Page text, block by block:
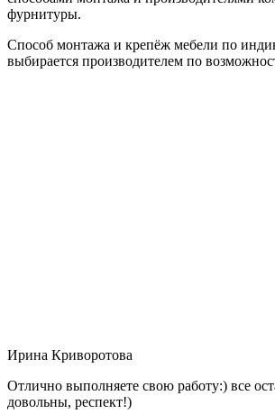
фурнитуры.
Способ монтажа и крепёж мебели по
выбирается производителем по
Ирина Криворотова
Отлично выполняете свою работу:) все
довольны, респект!)